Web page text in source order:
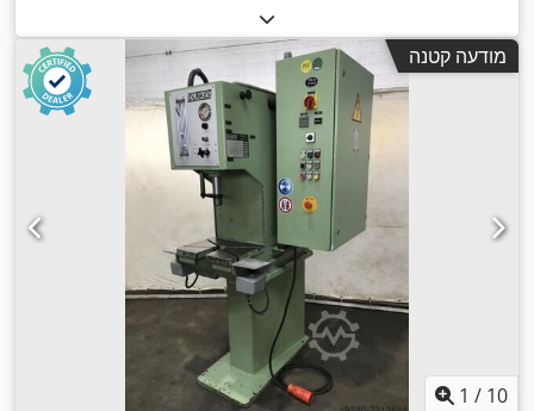
מודעה קטנה
1 / 10